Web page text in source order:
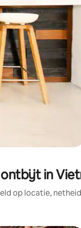
in
op locatie, netheid